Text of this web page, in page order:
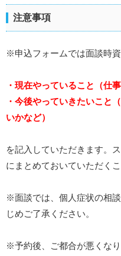
注意事項
※申込フォームでは面談時
・ 現在やっていること（仕事
・今後やっていきたいこと
いかなど）
を記入していただきます。
にまとめておいていただく
※面談では、個人症状の相
じめご了承ください。
※予約後、ご都合が悪くな